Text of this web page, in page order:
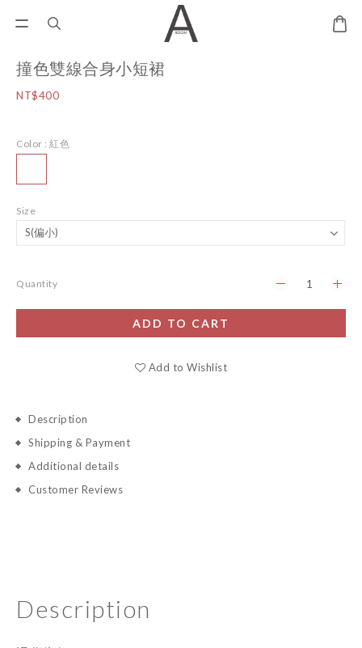
撞色雙線合身小短裙
NT$400
Color : 紅色
Size
Quantity
ADD TO CART
Add to Wishlist
Description
Shipping & Payment
Additional details
Customer Reviews
Description